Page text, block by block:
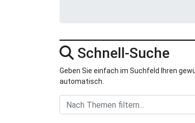
Schnell-Suche
Geben Sie einfach im Suchfeld Ihren
automatisch.